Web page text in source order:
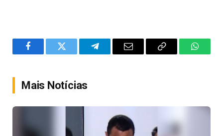
FacebookTwitter TelegramEmail
Copy
Mais Notícias